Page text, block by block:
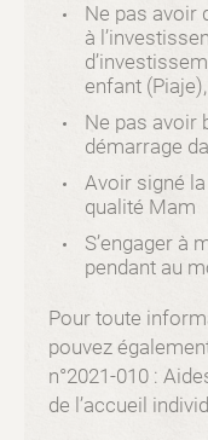
Ne pas avoir
à
enfant (Piaje),
Ne pas avoir
démarrage
Avoir signé
qualité Mam
S’engager à
pendant au
Pour toute
pouvez
n°2021-010 :
de l’accueil